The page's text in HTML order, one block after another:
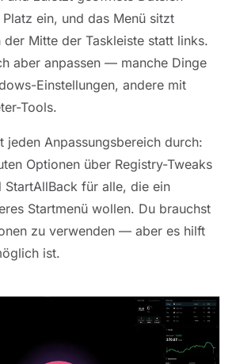
ein, und das Menü sitzt
Mitte der Taskleiste statt links.
aber anpassen — manche Dinge
Einstellungen, andere mit
Tools.
jeden Anpassungsbereich durch:
Optionen über Registry-Tweaks
StartAllBack für alle, die ein
Startmenü wollen. Du brauchst
zu verwenden — aber es hilft
ist.